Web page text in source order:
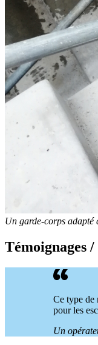
Un garde-corps adapté
Témoignages
Ce type de
pour les
Un